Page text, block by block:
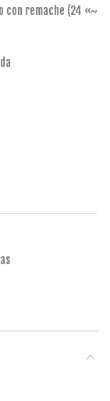
con remache (24 «~